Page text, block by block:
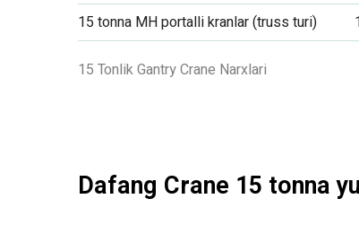
15 tonna MH portalli kranlar (truss turi)
15 Tonlik Gantry Crane Narxlari
Dafang Crane 15 tonna